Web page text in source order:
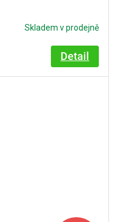
Skladem v prodejně
Detail